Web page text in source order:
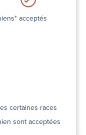
acceptés
certaines races
sont acceptées